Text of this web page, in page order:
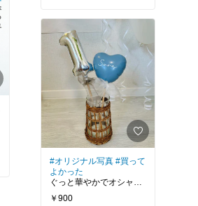
#オリジナル写真 #買って
よかった
ぐっと華やかでオシャレ
な雰囲気に仕上がる！
手持ちで写真撮影するの
￥900